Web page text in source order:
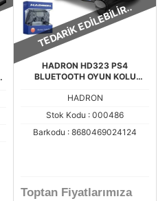
TEDARİK EDİLEBİLİR..
HADRON HD323 PS4
BLUETOOTH OYUN KOLU
HADRON
Stok Kodu : 000486
Barkodu : 8680469024124
Toptan Fiyatlarımıza